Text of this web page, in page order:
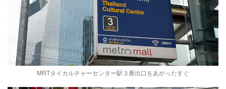
MRTタイカルチャーセンター駅３番出口をあがったすぐ